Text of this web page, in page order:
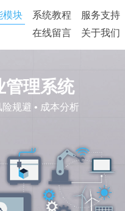
模块 系统教程
服务支持
在线留言
关于我们
管理系统
险规避 • 成本分析